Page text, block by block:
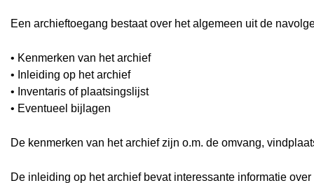
Een archieftoegang bestaat over het algemeen uit de
• Kenmerken van het archief
• Inleiding op het archief
• Inventaris of plaatsingslijst
• Eventueel bijlagen
De kenmerken van het archief zijn o.m. de omvang,
De inleiding op het archief bevat interessante informatie